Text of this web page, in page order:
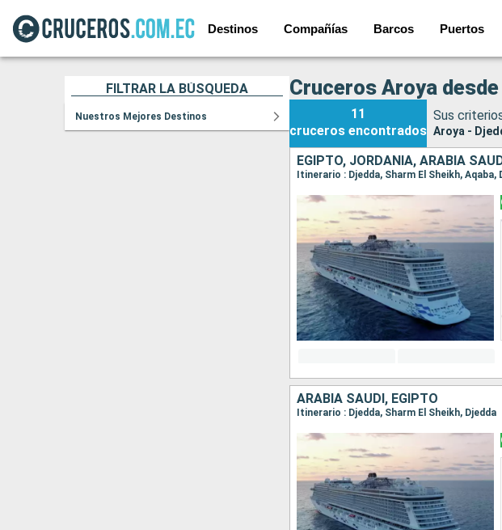
Destinos Compañías Barcos Puertos
FILTRAR LA BÚSQUEDA
Nuestros Mejores Destinos
Cruceros Aroya desde
11
cruceros encontrados
Sus
Aroya -
EGIPTO, JORDANIA, ARABIA
Itinerario : Djedda, Sharm El Sheikh, Aqaba,
ARABIA SAUDÍ, EGIPTO
Itinerario : Djedda, Sharm El Sheikh, Djedda